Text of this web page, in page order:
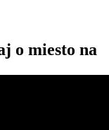
o miesto na